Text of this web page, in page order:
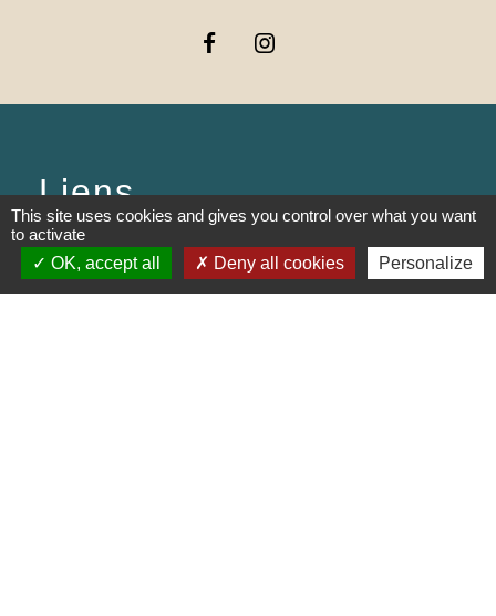
Liens
PREFECTURE DE SAÔNE ET
LOIRE
This site uses cookies and gives you control over what you want
to activate
OK, accept all
Deny all cookies Personalize